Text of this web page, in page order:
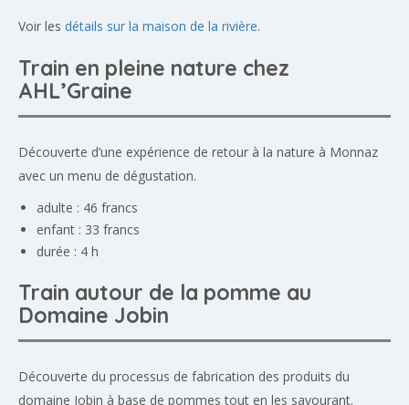
Voir les détails sur la maison de la rivière.
Train en pleine nature chez
AHL’Graine
Découverte d’une expérience de retour à la nature à Monnaz
avec un menu de dégustation.
adulte : 46 francs
enfant : 33 francs
durée : 4 h
Train autour de la pomme au
Domaine Jobin
Découverte du processus de fabrication des produits du
domaine Jobin à base de pommes tout en les savourant.